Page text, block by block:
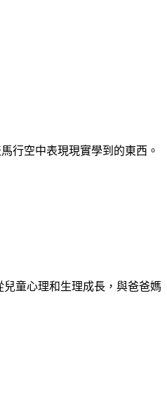
行空中表現現實學到的東西。
童心理和生理成長，與爸爸媽